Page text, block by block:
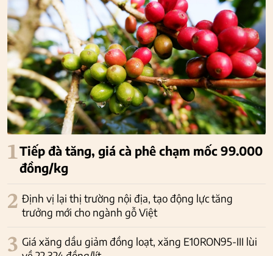
1Tiếp đà tăng, giá cà phê chạm mốc 99.000
đồng/kg
2 Định vị lại thị trường nội địa, tạo động lực tăng
trưởng mới cho ngành gỗ Việt
3 Giá xăng dầu giảm đồng loạt, xăng E10RON95-III lùi